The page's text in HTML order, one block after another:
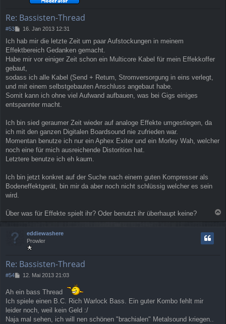
Re: Bassisten-Thread
#53
B
i
t
r
a
16. Jan 2013 12:31
Ich hab mir die letzte Zeit um paar Aufstockungen in meinem
Effektbereich Gedanken gemacht.
Habe mir vor einiger Zeit schon ein Multicore Kabel für mein Effekkoffer
gebaut,
sodass ich alle Kabel (Send + Return, Stromversorgung in eins verlegt,
und mit einem selbstgebauten Anschluss angebaut habe.
Somit kann ich ohne viel Aufwand aufbauen, was bei Gigs einiges
entspannter macht.
Ich bin sied geraumer Zeit wieder auf analoge Effekte umgestiegen, da
ich mit den ganzen Digitalen Boardsound nie zufrieden war.
Momentan benutze ich nur ein Aphex Exiter und ein Morley Wah, welcher
noch eine für mich ausreichende Distorition hat.
Letztere benutze ich eh kaum.
Ich bin jetzt konkret auf der Suche nach einem guten Kompresser als
Bodeneffektgerät, bin mir da aber noch nicht schlüssig welcher es sein
wird.
Über was für Effekte spielt ihr? Oder benutzt ihr überhaupt keine?
eddiewashere
Prowler
Re: Bassisten-Thread
#54
B
i
r
g
12. Mai 2013 21:03
Ah ein bass Thread
Ich spiele einen B.C. Rich Warlock Bass. Ein guter Kombo fehlt mir
leider noch, weil kein Geld :/
Naja mal sehen, ich will nen schönen "brachialen" Metalsound kriegen..